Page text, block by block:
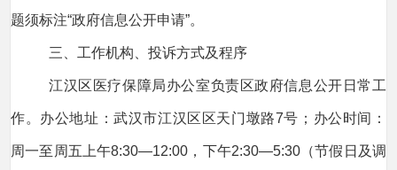
题须标注“政府信息公开申请”。
三、工作机构、投诉方式及程序
江汉区医疗保障局办公室负责区政府信息公开日常工
作。办公地址：武汉市江汉区区天门墩路7号；办公时间：
周一至周五上午8:30—12:00，下午2:30—5:30（节假日及调